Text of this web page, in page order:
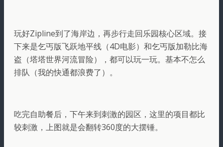
玩好Zipline到了海岸边，再步行走回乐园核心区域。接
下来是乞丐版飞跃地平线（4D电影）和乞丐版加勒比海
盗（塔塔世界河流冒险），都可以玩一玩。基本不怎么
排队（我的快通都浪费了）。
吃完自助餐后，下午来到刺激的园区，这里的项目都比
较刺激，上图就是会翻转360度的大摆锤。